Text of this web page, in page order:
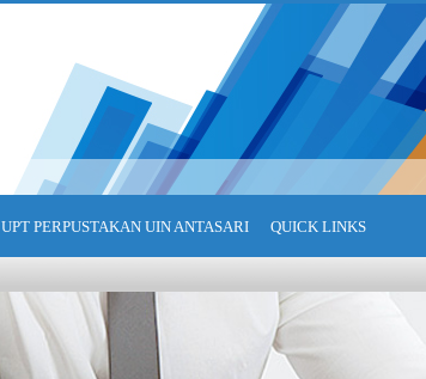
UPT PERPUSTAKAN UIN ANTASARI QUICK LINKS